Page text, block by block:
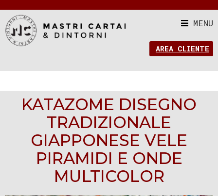
MENU
AREA CLIENTE
KATAZOME DISEGNO
TRADIZIONALE
GIAPPONESE VELE
PIRAMIDI E ONDE
MULTICOLOR